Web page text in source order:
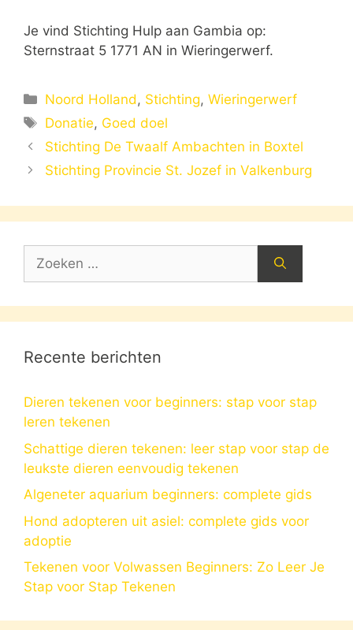
Je vind Stichting Hulp aan Gambia op:
Sternstraat 5 1771 AN in Wieringerwerf.
Categorieën
Noord Holland, Stichting,Wieringerwerf
Tags
Donatie, Goed doel
Stichting De Twaalf Ambachten in Boxtel
Stichting Provincie St. Jozef in Valkenburg
Zoek
Recente berichten
Dieren tekenen voor beginners: stap voor stap
leren tekenen
Schattige dieren tekenen: leer stap voor stap de
leukste dieren eenvoudig tekenen
Algeneter aquarium beginners: complete gids
Hond adopteren uit asiel: complete gids voor
adoptie
Tekenen voor Volwassen Beginners: Zo Leer Je
Stap voor Stap Tekenen